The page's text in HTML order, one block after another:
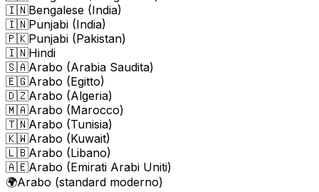
🇮🇳Bengalese (India)
🇮🇳Punjabi (India)
🇵🇰Punjabi (Pakistan)
🇮🇳Hindi
🇸🇦Arabo (Arabia Saudita)
🇪🇬Arabo (Egitto)
🇩🇿Arabo (Algeria)
🇲🇦Arabo (Marocco)
🇹🇳Arabo (Tunisia)
🇰🇼Arabo (Kuwait)
🇱🇧Arabo (Libano)
🇦🇪Arabo (Emirati Arabi Uniti)
🌍Arabo (standard moderno)